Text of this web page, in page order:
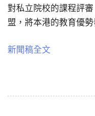
對私立院校的課程評
盟，將本港的教育優
新聞稿全文